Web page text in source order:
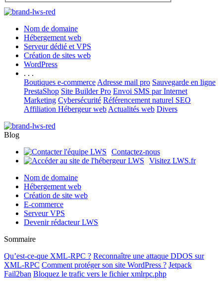
Nom de domaine
Hébergement web
Serveur dédié et VPS
Création de sites web
WordPress
. . .
Boutiques e-commerce Adresse mail pro Sauvegarde en ligne
PrestaShop Site Builder Pro Envoi SMS par Internet
Marketing Cybersécurité Référencement naturel SEO
Affiliation Hébergeur web Actualités web Divers
Blog
Contactez-nous
Visitez LWS.fr
Nom de domaine
Hébergement web
Création de site web
E-commerce
Serveur VPS
Devenir rédacteur LWS
Sommaire
Qu’est-ce-que XML-RPC ? Reconnaître une attaque DDOS sur
XML-RPC Comment protéger son site WordPress ? Jetpack
Fail2ban Bloquez le trafic vers le fichier xmlrpc.php